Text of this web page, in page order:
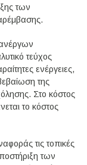
των
τεύχος
ενέργειες,
της
Στο κόστος
το κόστος
τις τοπικές
των